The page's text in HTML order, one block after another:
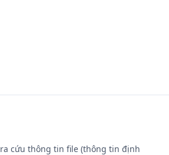
cứu thông tin file (thông tin định